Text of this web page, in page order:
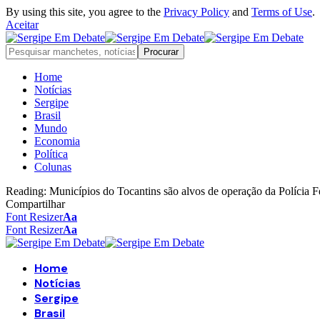
By using this site, you agree to the Privacy Policy and Terms of Use.
Aceitar
Home
Notícias
Sergipe
Brasil
Mundo
Economia
Política
Colunas
Reading: Municípios do Tocantins são alvos de operação da Polícia
Compartilhar
Font ResizerAa
Font ResizerAa
Home
Notícias
Sergipe
Brasil